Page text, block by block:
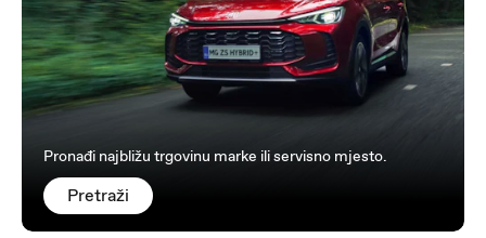
Pronađi najbližu trgovinu marke ili servisno mjesto.
Pretraži